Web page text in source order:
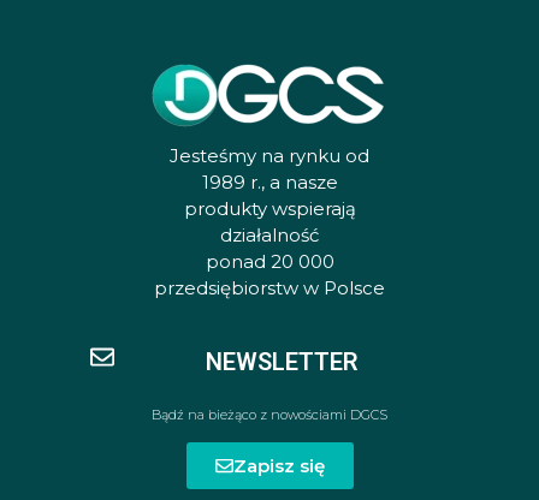
Jesteśmy na rynku od
1989 r., a nasze
produkty wspierają
działalność
ponad 20 000
przedsiębiorstw w Polsce
NEWSLETTER
Bądź na bieżąco z nowościami DGCS
Zapisz się